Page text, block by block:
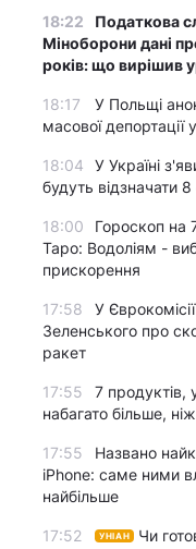
18:22
Податкова
Міноборони дані
років: що вирішив
18:17
У Польщі
масової депортації
18:04
У Україні
будуть відзначати
18:00
Гороскоп на
Таро: Водоліям -
прискорення
17:58
У
Зеленського про
ракет
17:55
7 продуктів,
набагато більше,
17:55
Названо
iPhone: саме ними
найбільше
17:52 УНІАН
Чи